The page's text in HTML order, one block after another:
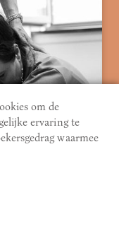
om de
ervaring te
waarmee
zien?
werkelijk